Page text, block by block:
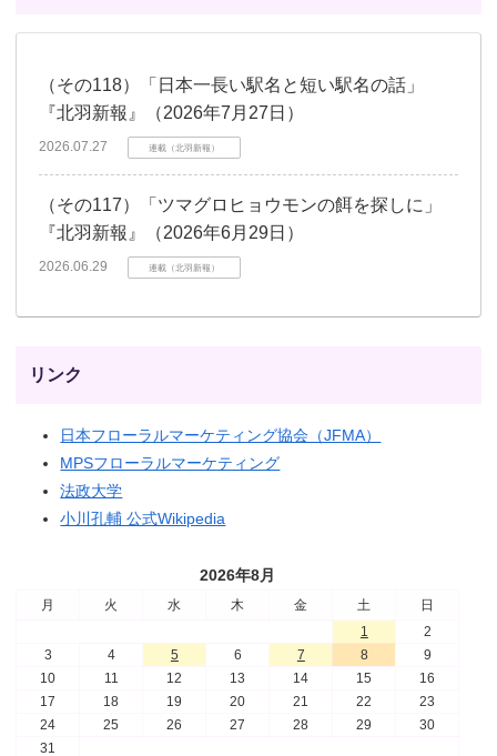
（その118）「日本一長い駅名と短い駅名の話」
『北羽新報』（2026年7月27日）
2026.07.27 連載（北羽新報）
（その117）「ツマグロヒョウモンの餌を探しに」
『北羽新報』（2026年6月29日）
2026.06.29 連載（北羽新報）
リンク
日本フローラルマーケティング協会（JFMA）
MPSフローラルマーケティング
法政大学
小川孔輔 公式Wikipedia
2026年8月
月 火 水 木 金 土
日
1
2
3
4 5 6 7 8
9
10
11 12 13 14 15
16
17
18 19 20 21 22
23
24
25 26 27 28 29
30
31